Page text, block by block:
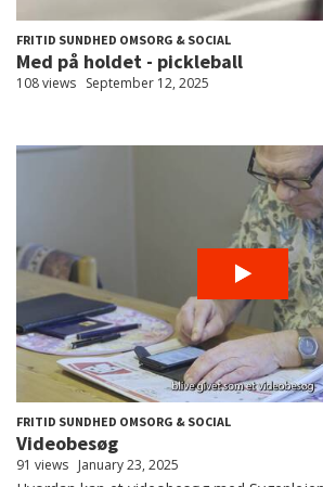
FRITID SUNDHED OMSORG & SOCIAL
Med på holdet - pickleball
108 views September 12, 2025
FRITID SUNDHED OMSORG & SOCIAL
Videobesøg
91 views January 23, 2025